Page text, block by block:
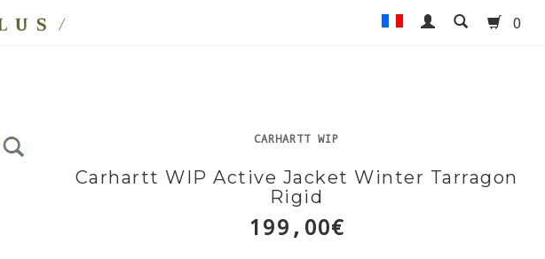
0
CARHARTT WIP
Carhartt WIP Active Jacket Winter Tarragon
Rigid
199,00€